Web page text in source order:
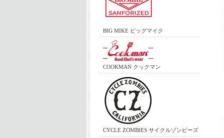
BIG MIKE ビッグマイク
COOKMAN クックマン
CYCLE ZOMBIES サイクルゾンビーズ